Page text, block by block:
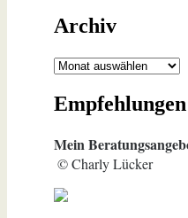
Archiv
Archiv
Empfehlungen
Mein
© Charly Lücker